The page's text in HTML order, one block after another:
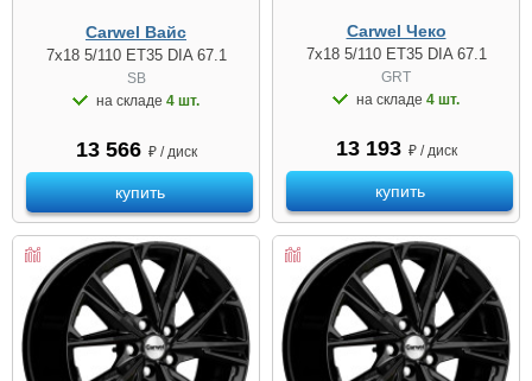
Carwel Вайс
7x18 5/110 ET35 DIA 67.1
SB
на складе 4 шт.
13 566 ₽ / диск
купить
Carwel Чеко
7x18 5/110 ET35 DIA 67.1
GRT
на складе 4 шт.
13 193 ₽ / диск
купить